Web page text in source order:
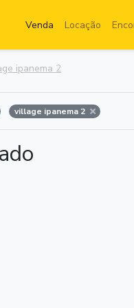
Venda Locação
ipanema 2
village ipanema 2